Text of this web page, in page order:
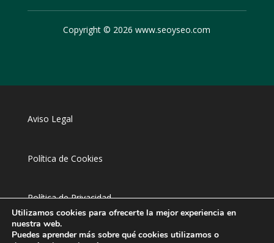
Copyright © 2026 www.seoyseo.com
Aviso Legal
Política de Cookies
Política de Privacidad
Utilizamos cookies para ofrecerte la mejor experiencia en
nuestra web.
Puedes aprender más sobre qué cookies utilizamos o